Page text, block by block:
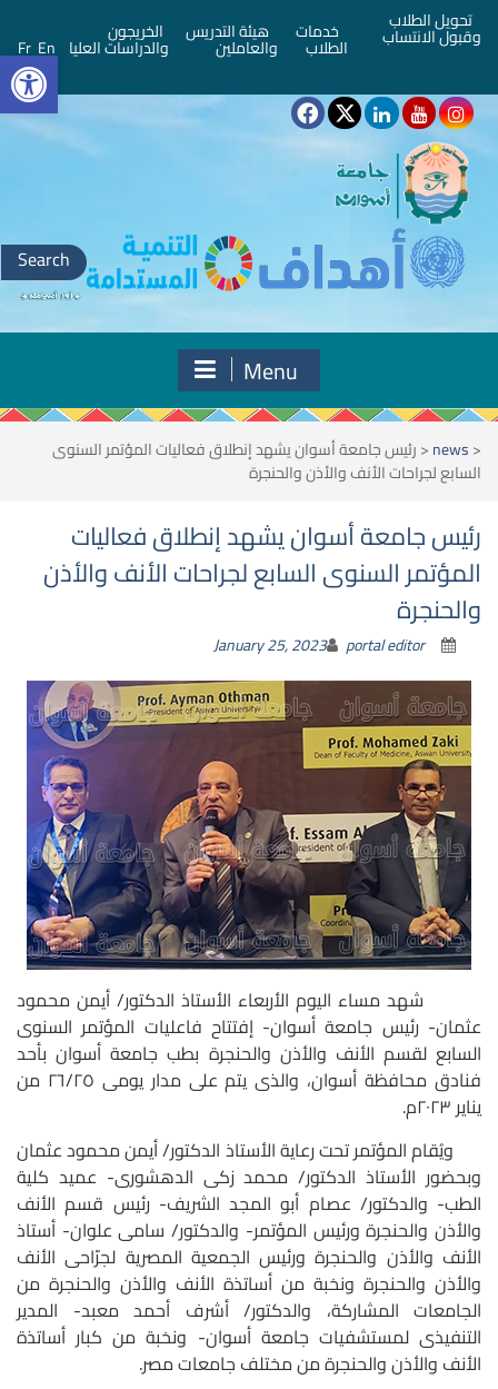
تحويل الطلاب
وقبول الانتساب خدمات
الطلاب
هيئة التدريس
والعاملين
الخريجون
والدراسات العليا En
Fr
Search
for:
Menu
<
news
<رئيس جامعة أسوان يشهد إنطلاق فعاليات المؤتمر السنوى
السابع لجراحات الأنف والأذن والحنجرة
رئيس جامعة أسوان يشهد إنطلاق فعاليات
المؤتمر السنوى السابع لجراحات الأنف والأذن
والحنجرة
January 25, 2023 portal editor
شهد مساء اليوم الأربعاء الأستاذ الدكتور/ أيمن محمود
عثمان- رئيس جامعة أسوان- إفتتاح فاعليات المؤتمر السنوى
السابع لقسم الأنف والأذن والحنجرة بطب جامعة أسوان بأحد
فنادق محافظة أسوان، والذى يتم على مدار يومى ٢٦/٢٥ من
يناير ٢٠٢٣م.
ويُقام المؤتمر تحت رعاية الأستاذ الدكتور/ أيمن محمود عثمان
وبحضور الأستاذ الدكتور/ محمد زكى الدهشورى- عميد كلية
الطب- والدكتور/ عصام أبو المجد الشريف- رئيس قسم الأنف
والأذن والحنجرة ورئيس المؤتمر- والدكتور/ سامى علوان- أستاذ
الأنف والأذن والحنجرة ورئيس الجمعية المصرية لجرّاحى الأنف
والأذن والحنجرة ونخبة من أساتذة الأنف والأذن والحنجرة من
الجامعات المشاركة، والدكتور/ أشرف أحمد معبد- المدير
التنفيذى لمستشفيات جامعة أسوان- ونخبة من كبار أساتذة
الأنف والأذن والحنجرة من مختلف جامعات مصر.